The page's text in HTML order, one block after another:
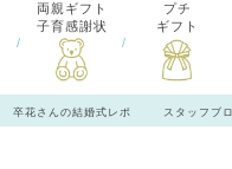
/
両親ギフト
子育感謝状
/
プチ
ギフト
卒花さんの結婚式レポ スタッフブ